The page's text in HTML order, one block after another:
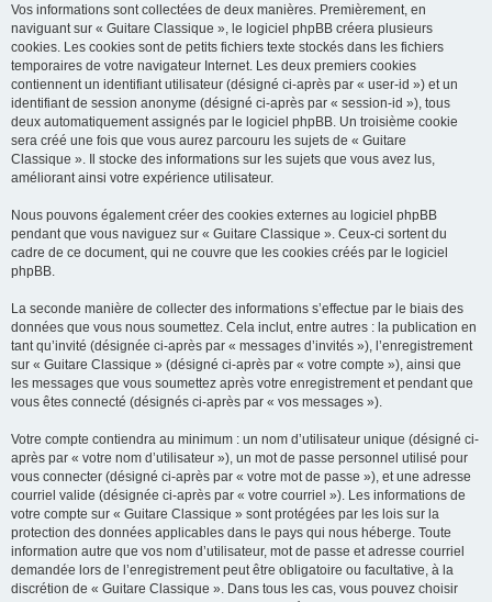
Vos informations sont collectées de deux manières. Premièrement, en
naviguant sur « Guitare Classique », le logiciel phpBB créera plusieurs
cookies. Les cookies sont de petits fichiers texte stockés dans les fichiers
temporaires de votre navigateur Internet. Les deux premiers cookies
contiennent un identifiant utilisateur (désigné ci-après par « user-id ») et un
identifiant de session anonyme (désigné ci-après par « session-id »), tous
deux automatiquement assignés par le logiciel phpBB. Un troisième cookie
sera créé une fois que vous aurez parcouru les sujets de « Guitare
Classique ». Il stocke des informations sur les sujets que vous avez lus,
améliorant ainsi votre expérience utilisateur.
Nous pouvons également créer des cookies externes au logiciel phpBB
pendant que vous naviguez sur « Guitare Classique ». Ceux-ci sortent du
cadre de ce document, qui ne couvre que les cookies créés par le logiciel
phpBB.
La seconde manière de collecter des informations s’effectue par le biais des
données que vous nous soumettez. Cela inclut, entre autres : la publication en
tant qu’invité (désignée ci-après par « messages d’invités »), l’enregistrement
sur « Guitare Classique » (désigné ci-après par « votre compte »), ainsi que
les messages que vous soumettez après votre enregistrement et pendant que
vous êtes connecté (désignés ci-après par « vos messages »).
Votre compte contiendra au minimum : un nom d’utilisateur unique (désigné ci-
après par « votre nom d’utilisateur »), un mot de passe personnel utilisé pour
vous connecter (désigné ci-après par « votre mot de passe »), et une adresse
courriel valide (désignée ci-après par « votre courriel »). Les informations de
votre compte sur « Guitare Classique » sont protégées par les lois sur la
protection des données applicables dans le pays qui nous héberge. Toute
information autre que vos nom d’utilisateur, mot de passe et adresse courriel
demandée lors de l’enregistrement peut être obligatoire ou facultative, à la
discrétion de « Guitare Classique ». Dans tous les cas, vous pouvez choisir